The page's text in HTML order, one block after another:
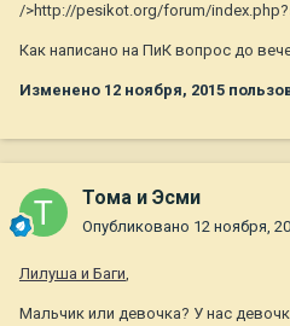
/>http://pesikot.org/forum/
Как написано на ПиК вопрос до
Изменено 12 ноября, 2015
Тома и Эсми
Опубликовано 12 ноября,
Лилуша и Баги,
Мальчик или девочка? У нас